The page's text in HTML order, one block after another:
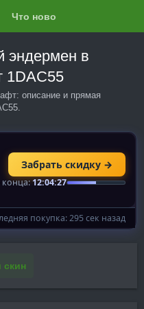
Что нового?
эндермен в
1DAC55
описание и прямая
скин